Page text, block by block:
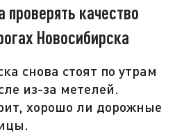
проверять качество
Новосибирска
снова стоят по утрам
из-за метелей.
хорошо ли дорожные